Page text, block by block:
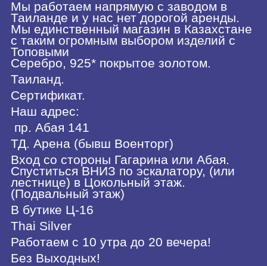
Мы работаем напрямую с заводом в
Таиланде и у нас нет дорогой аренды.
Мы единственный магазин в Казахстане
с таким огромным выбором изделий с
Топовыми
Серебро, 925* покрытое золотом.
Таиланд.
Сертификат.
Наш адрес:
пр. Абая 141
ТД. Арена (бывш Военторг)
Вход со стороны Гагарина или Абая.
Спуститься ВНИЗ по эскалатору, (или
лестнице) в Цокольный этаж.
(Подвальный этаж)
В бутике Ц-16
Thai Silver
Работаем с 10 утра до 20 вечера!
Без Выходных!